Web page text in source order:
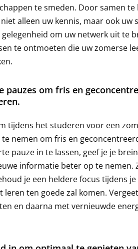
te smeden. Door samen
alleen uw kennis, maar ook uw
om uw netwerk uit te
te ontmoeten die uw zomerse
pauzes om fris en
tijdens het studeren voor een
nemen om fris en
pauze in te lassen, geef je je
informatie beter op te nemen.
je een heldere focus tijdens
leren ten goede zal komen.
en daarna met vernieuwde